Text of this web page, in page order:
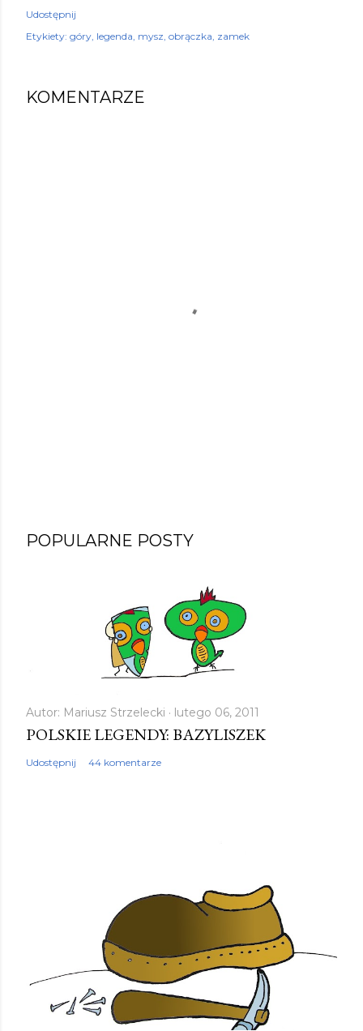
Udostępnij
Etykiety: góry legenda mysz obrączka zamek
KOMENTARZE
POPULARNE POSTY
Autor: Mariusz Strzelecki lutego 06, 2011
POLSKIE LEGENDY: BAZYLISZEK
Udostępnij 44 komentarze